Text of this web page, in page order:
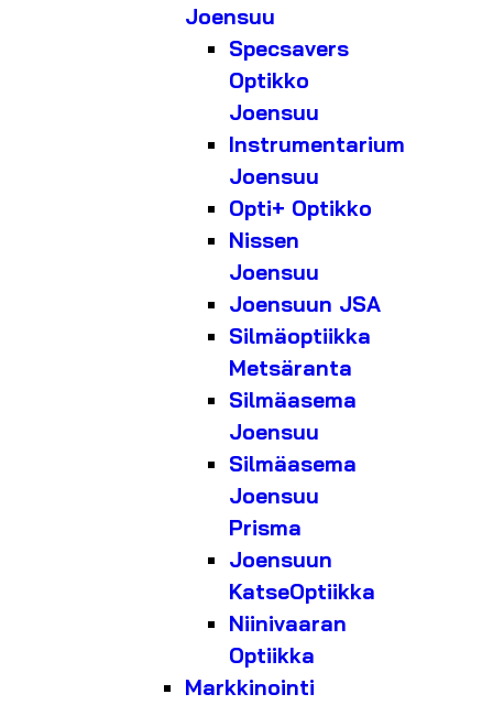
Joensuu
Specsavers
Optikko
Joensuu
Instrumentarium
Joensuu
Opti+ Optikko
Nissen
Joensuu
Joensuun JSA
Silmäoptiikka
Metsäranta
Silmäasema
Joensuu
Silmäasema
Joensuu
Prisma
Joensuun
KatseOptiikka
Niinivaaran
Optiikka
Markkinointi